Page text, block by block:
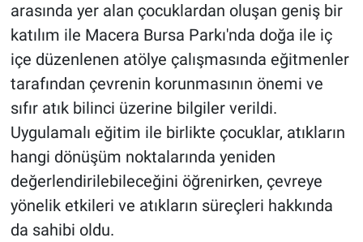
arasında yer alan çocuklardan oluşan geniş bir
katılım ile Macera Bursa Parkı'nda doğa ile iç
içe düzenlenen atölye çalışmasında eğitmenler
tarafından çevrenin korunmasının önemi ve
sıfır atık bilinci üzerine bilgiler verildi.
Uygulamalı eğitim ile birlikte çocuklar, atıkların
hangi dönüşüm noktalarında yeniden
değerlendirilebileceğini öğrenirken, çevreye
yönelik etkileri ve atıkların süreçleri hakkında
da sahibi oldu.